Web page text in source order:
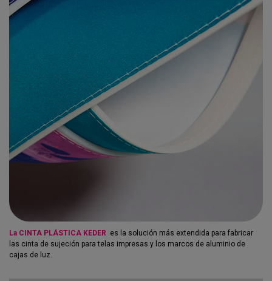
La CINTA PLÁSTICA KEDER es la solución más extendida para fabricar
las cinta de sujeción para telas impresas y los marcos de aluminio de
cajas de luz.